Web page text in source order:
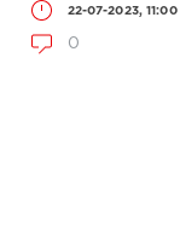
22-07-2023, 11:00
0